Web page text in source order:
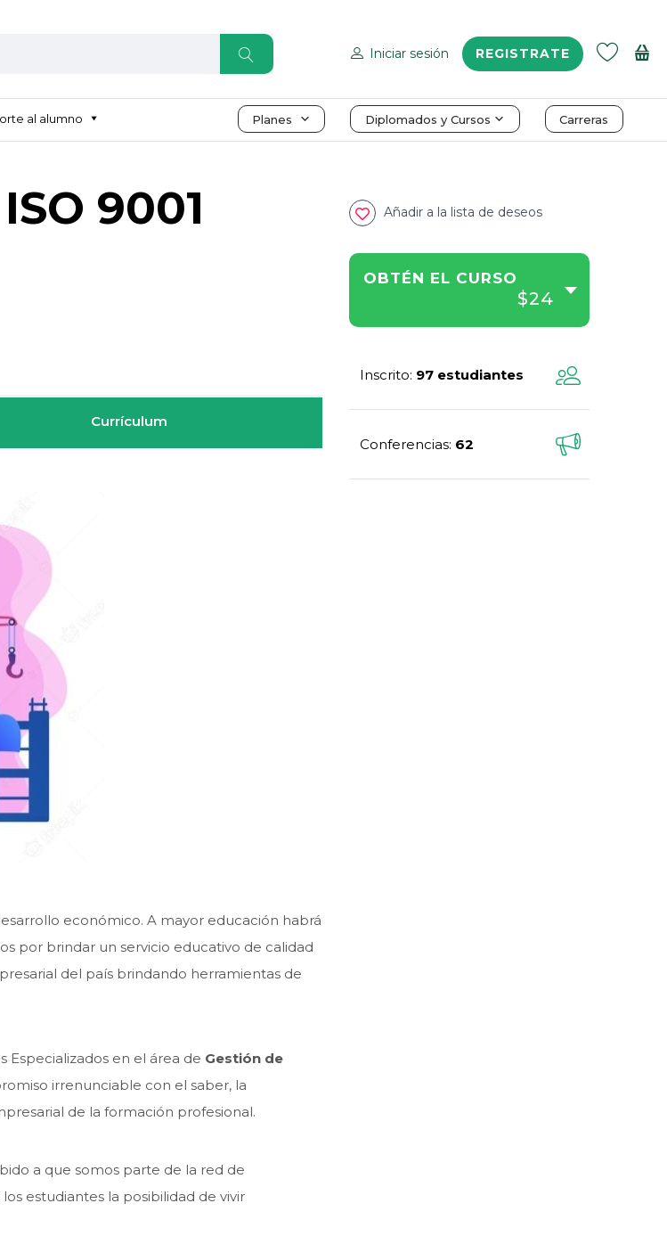
Iniciar sesión REGISTRATE
al alumno Planes Diplomados y Cursos Carreras
9001
Currículum
económico. A mayor educación habrá
por brindar un servicio educativo de calidad
del país brindando herramientas de
Especializados en el área de Gestión de
irrenunciable con el saber, la
de la formación profesional.
a que somos parte de la red de
estudiantes la posibilidad de vivir
Añadir a la lista de deseos
OBTÉN EL CURSO
$24
Inscrito: 97 estudiantes
Conferencias: 62